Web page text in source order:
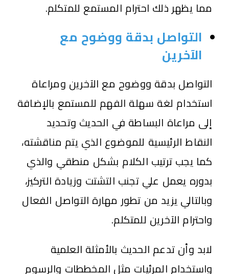
مما يظهر ذلك احترام المستمع للمتكلم.
التواصل بدقة ووضوح مع
الآخرين
التواصل بدقة ووضوح مع الآخرين ومراعاة
استخدام لغة سهلة الفهم للمستمع بالإضافة
إلى مراعاة البساطة في الحديث وتحديد
النقاط الرئيسية للموضوع الذي يتم مناقشته،
كما يجب ترتيب الكلام بشكل منطقي والذي
بدوره يعمل علي تجنب التشتت وزيادة التركيز،
وبالتالي يزيد من تطور مهارة التواصل الفعال
واحترام الآخرين للمتكلم.
لابد وأن تدعم الحديث بالأمثلة العلمية
واستخدام المرئيات مثل المخططات والرسوم